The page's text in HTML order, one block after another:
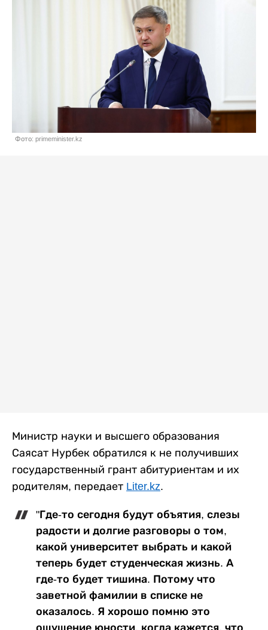
Фото: primeminister.kz
Министр науки и высшего образования
Саясат Нурбек обратился к не получивших
государственный грант абитуриентам и их
родителям, передает Liter.kz.
"Где-то сегодня будут объятия, слезы
радости и долгие разговоры о том,
какой университет выбрать и какой
теперь будет студенческая жизнь. А
где-то будет тишина. Потому что
заветной фамилии в списке не
оказалось. Я хорошо помню это
ощущение юности, когда кажется, что